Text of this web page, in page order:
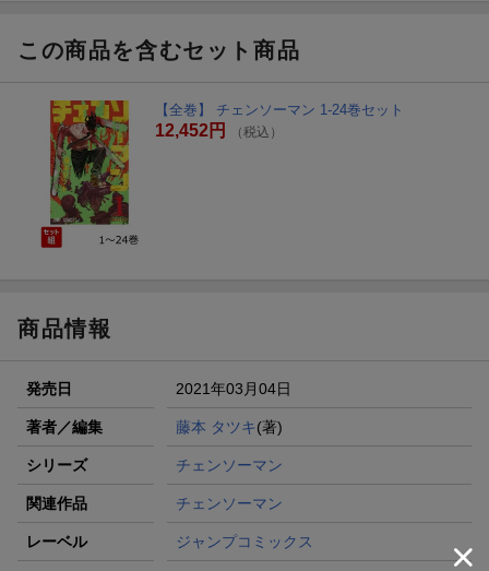
この商品を含むセット商品
【全巻】 チェンソーマン 1-24巻セット
12,452円 （税込）
商品情報
発売日 2021年03月04日
著者／編集 藤本 タツキ(著)
シリーズ チェンソーマン
関連作品 チェンソーマン
レーベル ジャンプコミックス